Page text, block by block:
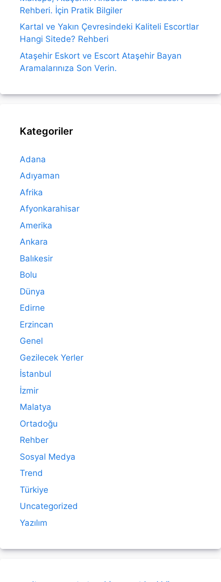
Rehberi. İçin Pratik Bilgiler
Kartal ve Yakın Çevresindeki Kaliteli Escortlar
Hangi Sitede? Rehberi
Ataşehir Eskort ve Escort Ataşehir Bayan
Aramalarınıza Son Verin.
Kategoriler
Adana
Adıyaman
Afrika
Afyonkarahisar
Amerika
Ankara
Balıkesir
Bolu
Dünya
Edirne
Erzincan
Genel
Gezilecek Yerler
İstanbul
İzmir
Malatya
Ortadoğu
Rehber
Sosyal Medya
Trend
Türkiye
Uncategorized
Yazılım